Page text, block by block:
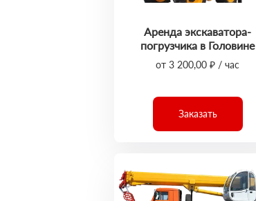
Аренда экскаватора-
погрузчика в Головине
от 3 200,00 ₽ / час
Заказать